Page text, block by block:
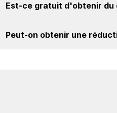
cashback, réalisez votre
Est-ce gratuit d'obtenir du
marque Kenzo. Oui, c'est
Peut-on obtenir une